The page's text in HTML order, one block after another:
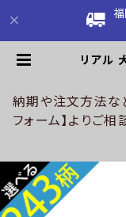
リアル
ンド 柄
ウザー
ション
納期や注文方法な
フォーム】よりご相